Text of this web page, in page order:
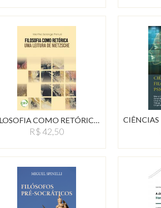
FILOSOFIA COMO RETÓRICA:…
R$ 42,50